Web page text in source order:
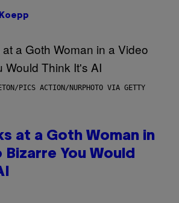
PICS ACTION/NURPHOTO VIA GETTY
at a Goth Woman in
Bizarre You Would